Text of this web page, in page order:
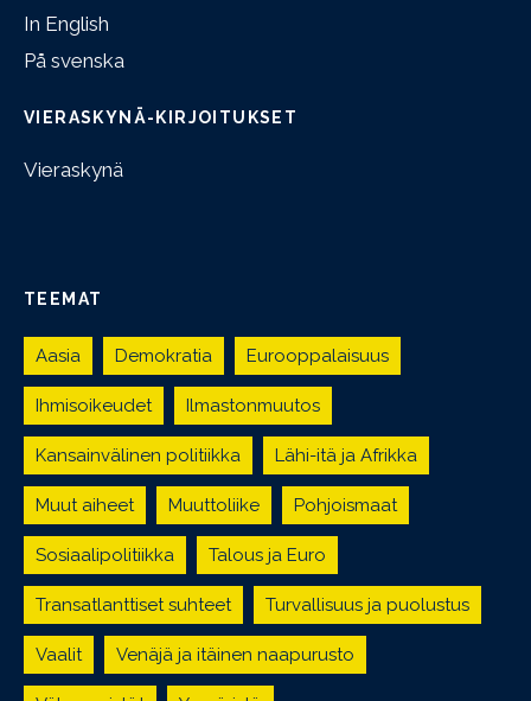
In English
På svenska
VIERASKYNÄ-KIRJOITUKSET
Vieraskynä
TEEMAT
Aasia Demokratia Eurooppalaisuus
Ihmisoikeudet Ilmastonmuutos
Kansainvälinen politiikka Lähi-itä ja Afrikka
Muut aiheet Muuttoliike Pohjoismaat
Sosiaalipolitiikka Talous ja Euro
Transatlanttiset suhteet Turvallisuus ja puolustus
Vaalit Venäjä ja itäinen naapurusto